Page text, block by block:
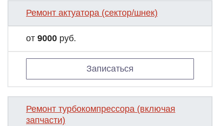
Ремонт актуатора (сектор/шнек)
от 9000 руб.
Записаться
Ремонт турбокомпрессора (включая
запчасти)